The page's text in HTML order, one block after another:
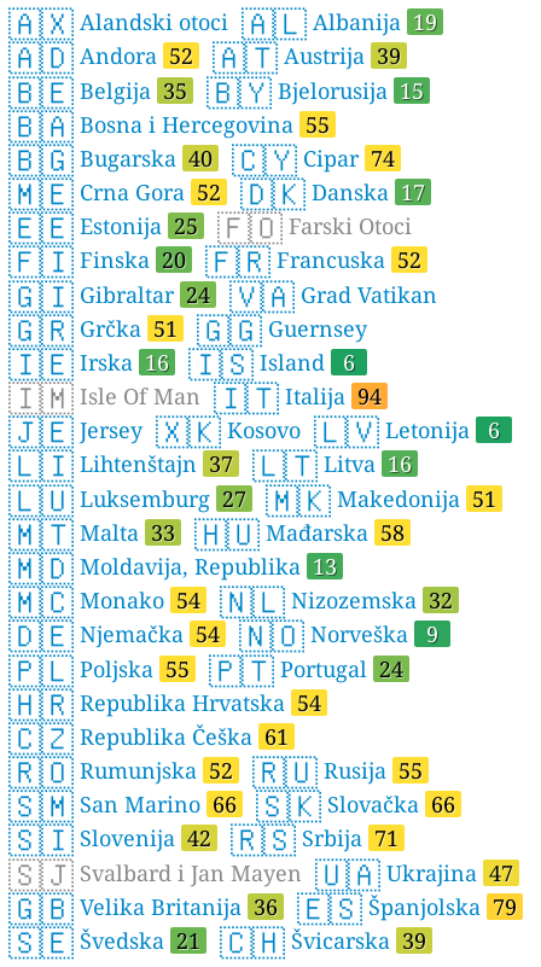
🇦🇽 Alandski otoci 🇦🇱 Albanija 19
🇦🇩 Andora 52 🇦🇹 Austrija 39
🇧🇪 Belgija 35 🇧🇾 Bjelorusija 15
🇧🇦 Bosna i Hercegovina 55
🇧🇬 Bugarska 40 🇨🇾 Cipar 74
🇲🇪 Crna Gora 52 🇩🇰 Danska 17
🇪🇪 Estonija 25 🇫🇴 Farski Otoci
🇫🇮 Finska 20 🇫🇷 Francuska 52
🇬🇮 Gibraltar 24 🇻🇦 Grad Vatikan
🇬🇷 Grčka 51 🇬🇬 Guernsey
🇮🇪 Irska 16 🇮🇸 Island 6
🇮🇲 Isle Of Man 🇮🇹 Italija 94
🇯🇪 Jersey 🇽🇰 Kosovo 🇱🇻 Letonija 6
🇱🇮 Lihtenštajn 37 🇱🇹 Litva 16
🇱🇺 Luksemburg 27 🇲🇰 Makedonija 51
🇲🇹 Malta 33 🇭🇺 Mađarska 58
🇲🇩 Moldavija, Republika 13
🇲🇨 Monako 54 🇳🇱 Nizozemska 32
🇩🇪 Njemačka 54 🇳🇴 Norveška 9
🇵🇱 Poljska 55 🇵🇹 Portugal 24
🇭🇷 Republika Hrvatska 54
🇨🇿 Republika Češka 61
🇷🇴 Rumunjska 52 🇷🇺 Rusija 55
🇸🇲 San Marino 66 🇸🇰 Slovačka 66
🇸🇮 Slovenija 42 🇷🇸 Srbija 71
🇸🇯 Svalbard i Jan Mayen 🇺🇦 Ukrajina 47
🇬🇧 Velika Britanija 36 🇪🇸 Španjolska 79
🇸🇪 Švedska 21 🇨🇭 Švicarska 39